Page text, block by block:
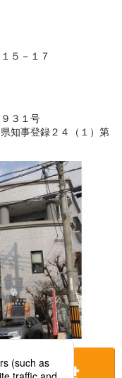
５－１７
３１号
知事登録２４（１）第